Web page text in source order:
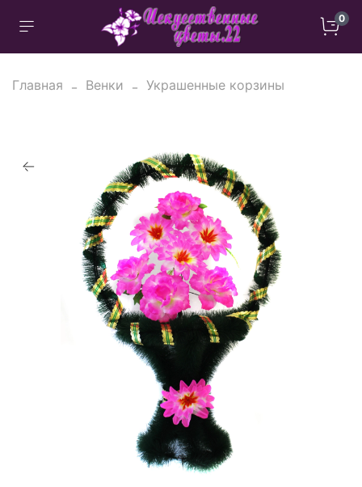
0
Главная Венки Украшенные корзины